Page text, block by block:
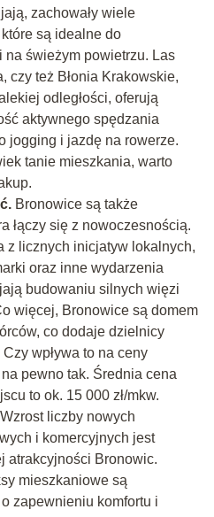
zachowały wiele
są idealne do
na świeżym powietrzu. Las
czy też Błonia Krakowskie,
odległości, oferują
aktywnego spędzania
jogging i jazdę na rowerze.
tanie mieszkania, warto
Bronowice są także
łączy się z nowoczesnością.
z licznych inicjatyw lokalnych,
oraz inne wydarzenia
budowaniu silnych więzi
więcej, Bronowice są domem
co dodaje dzielnicy
wpływa to na ceny
pewno tak. Średnia cena
to ok. 15 000 zł/mkw.
liczby nowych
i komercyjnych jest
atrakcyjności Bronowic.
mieszkaniowe są
zapewnieniu komfortu i